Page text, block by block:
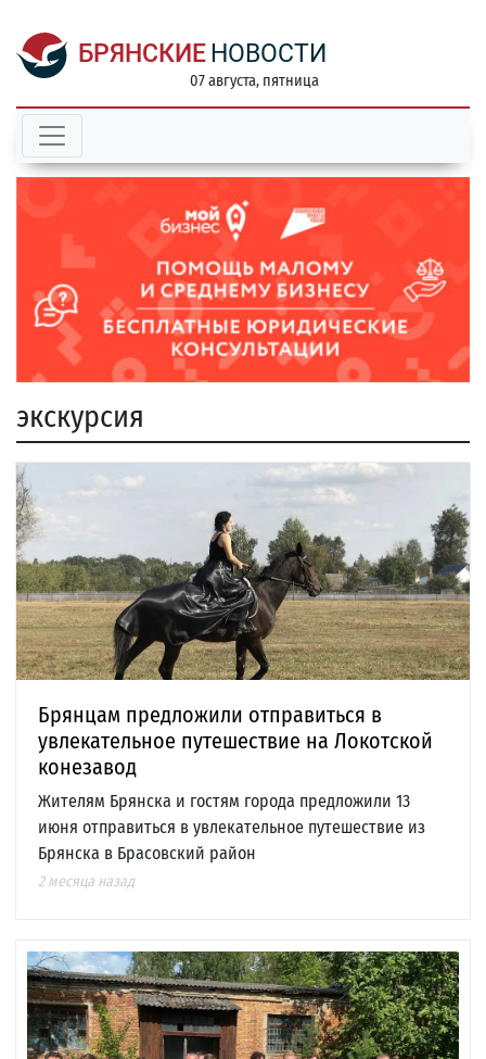
БРЯНСКИЕ НОВОСТИ
07 августа, пятница
экскурсия
Брянцам предложили отправиться в
увлекательное путешествие на Локотской
конезавод
Жителям Брянска и гостям города предложили 13
июня отправиться в увлекательное путешествие из
Брянска в Брасовский район
2 месяца назад